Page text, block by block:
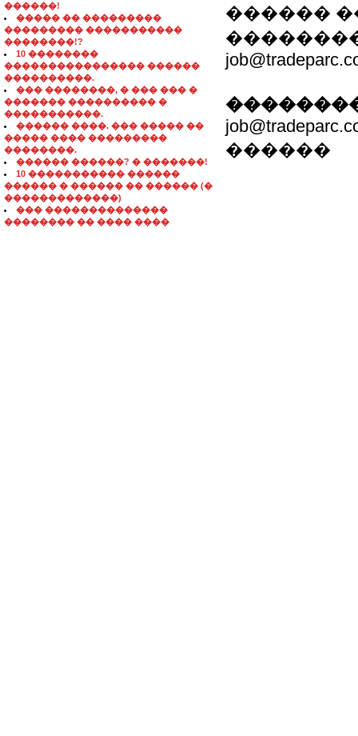
������!
����� �� ���������
��������� �����������
��������!?
10 ��������
���������������� ������
����������.
��� ��������, � ��� ��� �
������� ���������� �
�����������.
������ ����. ��� ����� ��
����� ���� ���������
��������.
������ ������? � �������!
10 ����������� ������
������ � ������ �� ������ (�
�������������)
��� ��������������
�������� �� ���� ����
������
������